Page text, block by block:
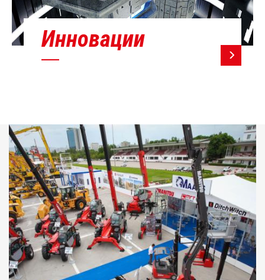
Инновации